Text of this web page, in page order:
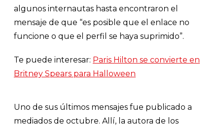
algunos internautas hasta encontraron el
mensaje de que “es posible que el enlace no
funcione o que el perfil se haya suprimido”.
Te puede interesar: Paris Hilton se convierte en
Britney Spears para Halloween
Uno de sus últimos mensajes fue publicado a
mediados de octubre. Allí, la autora de los